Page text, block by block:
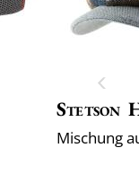
Stetson